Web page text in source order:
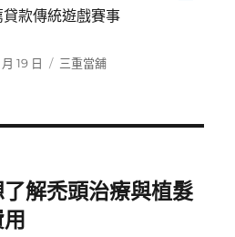
款傳統遊戲賽事
19 日
分
三重當舖
解禿頭治療與植髮